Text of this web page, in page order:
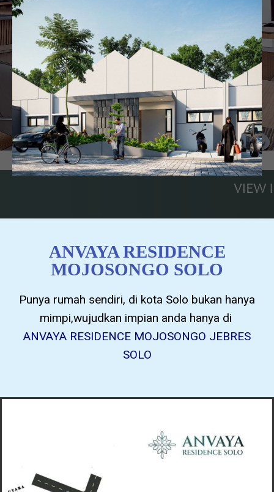
ANVAYA RESIDENCE
MOJOSONGO SOLO
Punya rumah sendiri, di kota Solo bukan hanya
mimpi,wujudkan impian anda hanya di
ANVAYA RESIDENCE MOJOSONGO JEBRES
SOLO